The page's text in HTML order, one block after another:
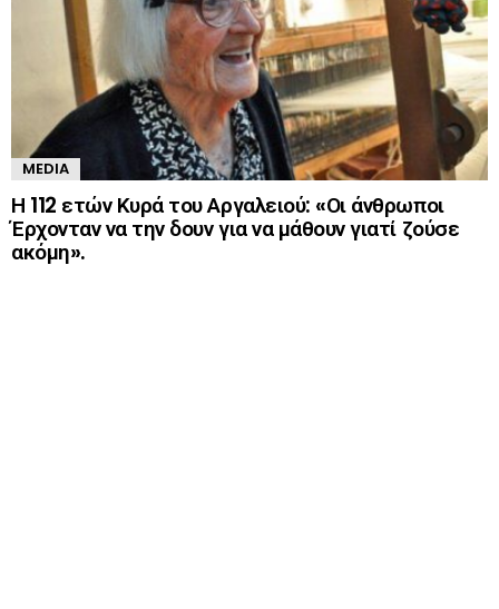
MEDIA
Η 112 ετών Κυρά του Αργαλειού: «Οι άνθρωποι
Έρχονταν να την δουν για να μάθουν γιατί ζούσε
ακόμη».